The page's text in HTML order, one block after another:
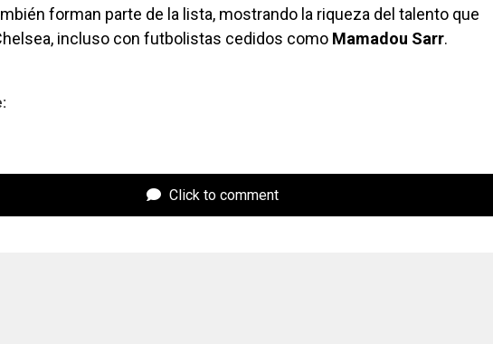
forman parte de la lista, mostrando la riqueza del talento que
incluso con futbolistas cedidos como Mamadou Sarr.
Click to comment